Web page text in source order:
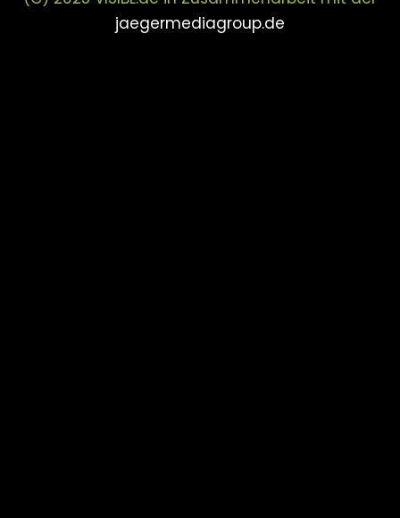
jaegermediagroup.de